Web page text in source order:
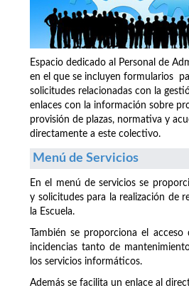
Espacio dedicado al Personal de
en el que se incluyen formularios
solicitudes relacionadas con la
enlaces con la información sobre
provisión de plazas, normativa y
directamente a este colectivo.
Menú de Servicios
En el menú de servicios se
y solicitudes para la realización de
la Escuela.
También se proporciona el
incidencias tanto de
los servicios informáticos.
Además se facilita un enlace al